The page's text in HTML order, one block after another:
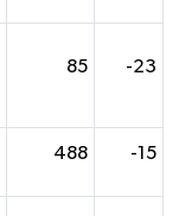
85 -23
488 -15